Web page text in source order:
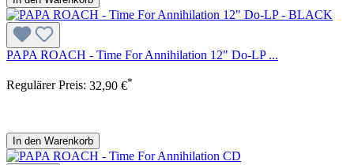
PAPA ROACH - Time For Annihilation 12" Do-LP ...
Regulärer Preis: 32,90 €*
In den Warenkorb